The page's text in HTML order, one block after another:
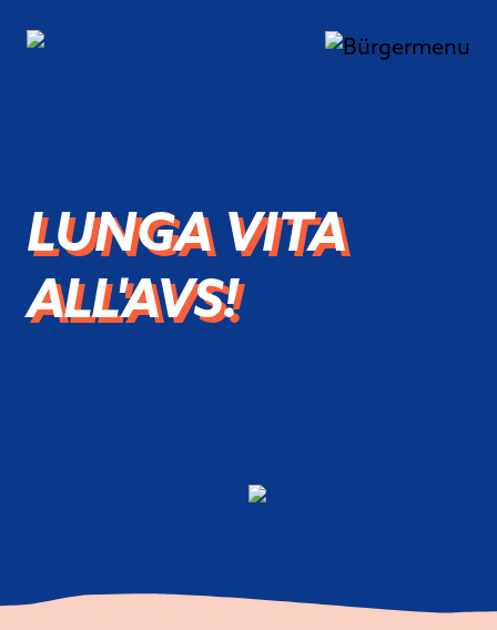
LUNGA VITA
ALL'AVS!